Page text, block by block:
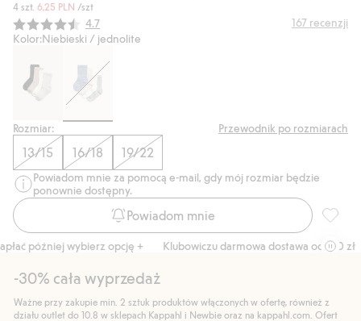
4 szt. 6,25 PLN /szt
Średnia ocena:
4.7 167 recenzji
Kolor:Niebieski / jednolite
Rozmiar: Przewodnik po rozmiarach
13/15 16/18 19/22
Powiadom mnie za pomocą e-mail, gdy mój rozmiar będzie
ponownie dostępny.
Powiadom mnie
później wybierz opcję + Klubowiczu darmowa dostawa od 150 zł
-30% cała wyprzedaż
Ważne przy zakupie min. 2 sztuk produktów włączonych w ofertę, również z
działu outlet do 10.8 w sklepach Kappahl i Newbie oraz na kappahl.com. Ofert